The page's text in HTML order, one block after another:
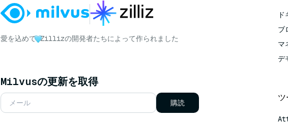
愛を込めて Zillizの開発者たちによって作られました
Milvusの更新を取得
購読
ブ
マ
デ